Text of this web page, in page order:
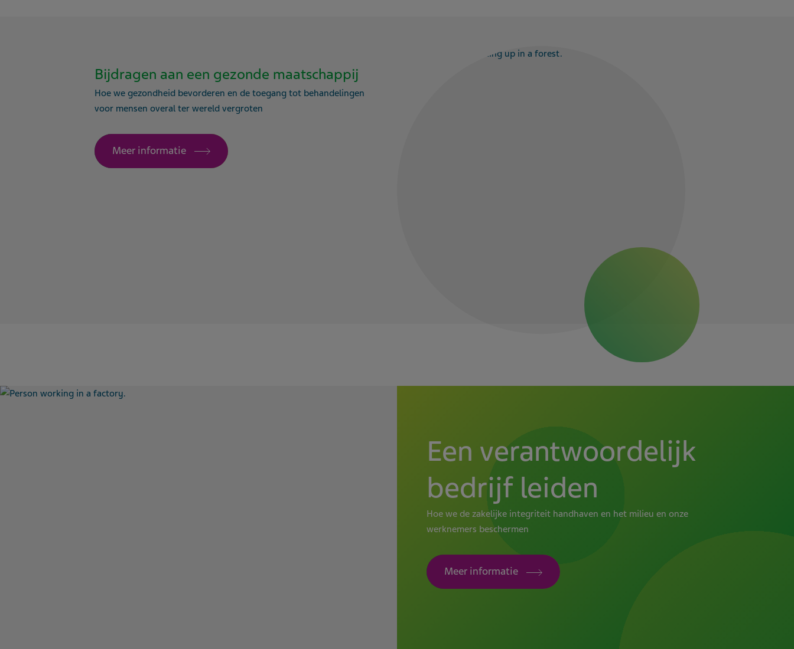
Bijdragen aan een gezonde maatschappij
Hoe we gezondheid bevorderen en de toegang tot behandelingen
voor mensen overal ter wereld vergroten
Meer informatie
Een verantwoordelijk
bedrijf leiden
Hoe we de zakelijke integriteit handhaven en het milieu en onze
werknemers beschermen
Meer informatie